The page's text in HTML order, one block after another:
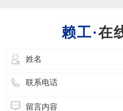
度弯曲和绕环，这样会
在